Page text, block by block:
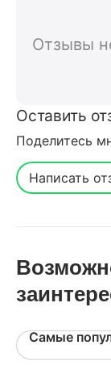
магазина
Отзывы
Оставить
Поделитесь
Написать
Самые